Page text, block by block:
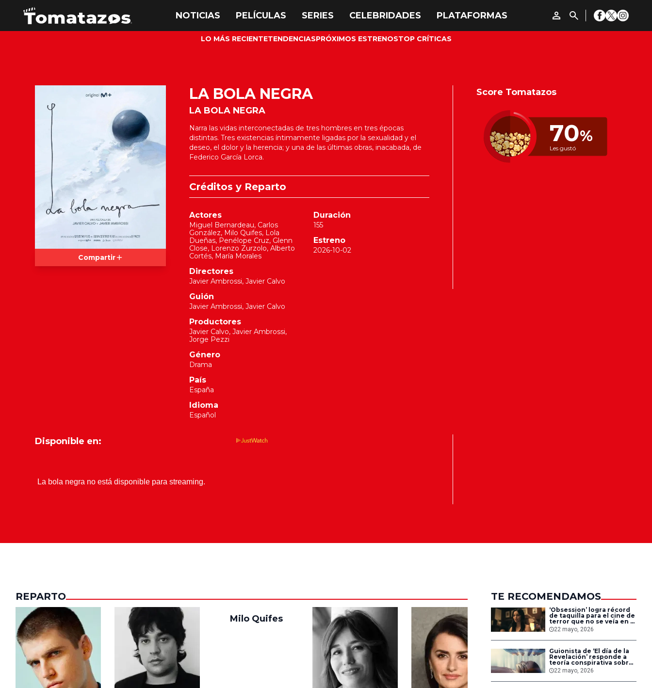
LO MÁS RECIENTETENDENCIASPRÓXIMOS ESTRENOSTOP CRÍTICAS
Compartir
LA BOLA NEGRA
LA BOLA NEGRA
Narra las vidas interconectadas de tres hombres en tres épocas
distintas. Tres existencias íntimamente ligadas por la sexualidad y el
deseo, el dolor y la herencia; y una de las últimas obras, inacabada, de
Federico García Lorca.
Créditos y Reparto
Actores
Miguel Bernardeau, Carlos
González, Milo Quifes, Lola
Dueñas, Penélope Cruz, Glenn
Close, Lorenzo Zurzolo, Alberto
Cortés, María Morales
Directores
Javier Ambrossi, Javier Calvo
Guión
Javier Ambrossi, Javier Calvo
Productores
Javier Calvo, Javier Ambrossi,
Jorge Pezzi
Género
Drama
País
España
Idioma
Español
Duración
155
Estreno
2026-10-02
Score Tomatazos
70%
Les gustó
Disponible en:
REPARTO
Milo Quifes
TE RECOMENDAMOS
‘Obsession’ logra récord
de taquilla para el cine de
terror que no se veía en 17
años
22 mayo, 2026
Guionista de ‘El día de la
Revelación’ responde a
teoría conspirativa sobre
la película de Steven
Spielberg y los aliens
22 mayo, 2026